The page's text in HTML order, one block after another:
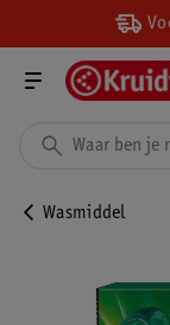
Wasmiddel